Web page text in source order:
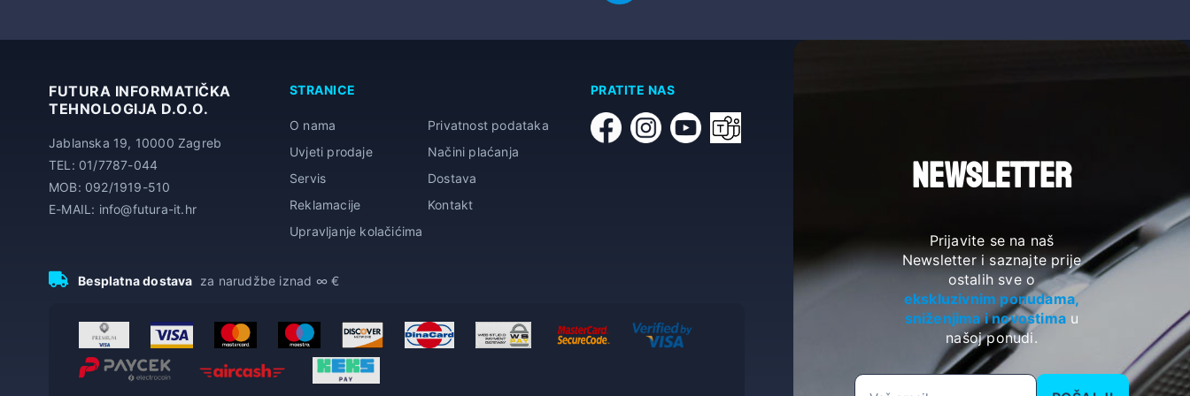
FUTURA INFORMATIČKA
TEHNOLOGIJA D.O.O.
Jablanska 19, 10000 Zagreb
TEL: 01/7787-044
MOB: 092/1919-510
E-MAIL: info@futura-it.hr
STRANICE
O nama
Privatnost podataka
Uvjeti prodaje
Načini plaćanja
Servis
Dostava
Reklamacije
Kontakt
Upravljanje kolačićima
PRATITE NAS
Besplatna dostava za narudžbe iznad ∞ €
NEWSLETTER
Prijavite se na naš
Newsletter i saznajte prije
ostalih sve o
ekskluzivnim ponudama,
sniženjima i novostima u
našoj ponudi.